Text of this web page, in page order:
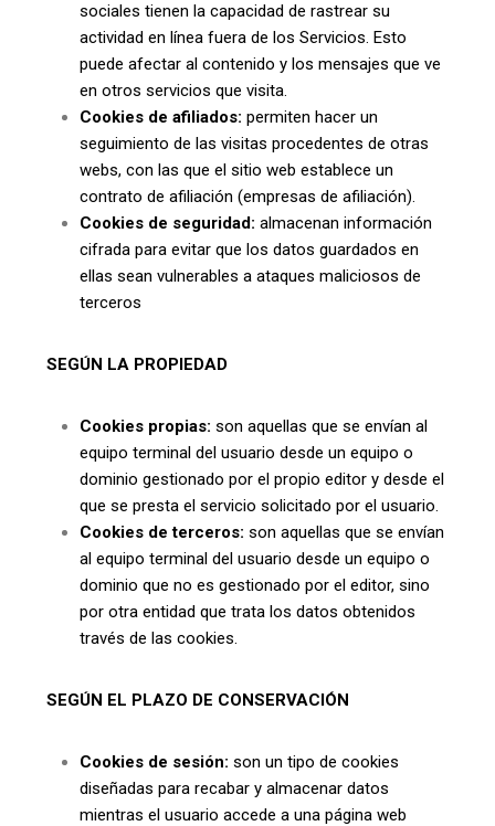
sociales tienen la capacidad de rastrear su
actividad en línea fuera de los Servicios. Esto
puede afectar al contenido y los mensajes que ve
en otros servicios que visita.
Cookies de afiliados: permiten hacer un
seguimiento de las visitas procedentes de otras
webs, con las que el sitio web establece un
contrato de afiliación (empresas de afiliación).
Cookies de seguridad: almacenan información
cifrada para evitar que los datos guardados en
ellas sean vulnerables a ataques maliciosos de
terceros
SEGÚN LA PROPIEDAD
Cookies propias: son aquellas que se envían al
equipo terminal del usuario desde un equipo o
dominio gestionado por el propio editor y desde el
que se presta el servicio solicitado por el usuario.
Cookies de terceros: son aquellas que se envían
al equipo terminal del usuario desde un equipo o
dominio que no es gestionado por el editor, sino
por otra entidad que trata los datos obtenidos
través de las cookies.
SEGÚN EL PLAZO DE CONSERVACIÓN
Cookies de sesión: son un tipo de cookies
diseñadas para recabar y almacenar datos
mientras el usuario accede a una página web